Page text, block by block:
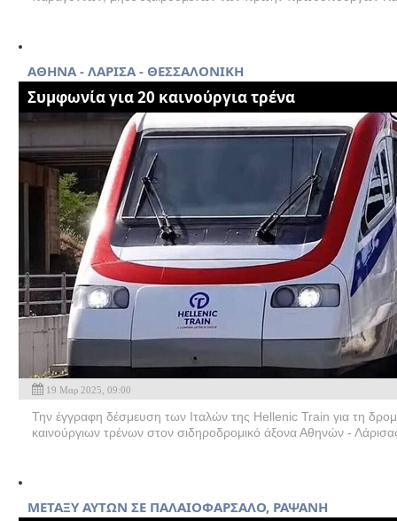
ΑΘΗΝΑ - ΛΑΡΙΣΑ - ΘΕΣΣΑΛΟΝΙΚΗ
Συμφωνία για 20 καινούργια τρένα
19 Μαρ 2025, 09:00
Την έγγραφη δέσμευση των Ιταλών της Hellenic Train για τη
καινούργιων τρένων στον σιδηροδρομικό άξονα Αθηνών -
ΜΕΤΑΞΥ ΑΥΤΩΝ ΣΕ ΠΑΛΑΙΟΦΑΡΣΑΛΟ, ΡΑΨΑΝΗ